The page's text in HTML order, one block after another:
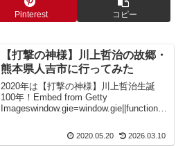
Pinterest コピー
【打撃の神様】川上哲治の故郷・
熊本県人吉市に行ってみた
2020年は【打撃の神様】川上哲治生誕
100年！Embed from Getty
Imageswindow.gie=window.gie||function(c.
2020.05.20 2026.03.10